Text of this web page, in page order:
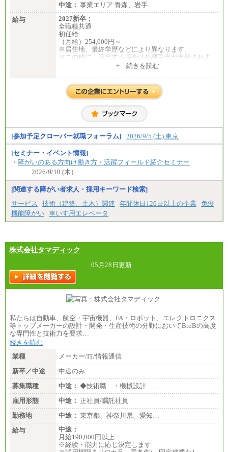
中途： 事業エリア 青森、岩手…
給与
2027新卒：
全職種共通
初任給
（月給）254,000円～
※居住地、最終学歴などにより異なります。
※この他に、該当する場合は各種手当が支給されま
中途：
全職種共通
※居住地、年齢により異なります。
※この他に、該当する場合は各種手当が支給されま
す。
※試用期間中も給与に変更はございません
+ 続きを読む
[参加予定クローバー就職フォーラム] 2026/9/5 (土) 東京
[セミナー・イベント情報]
・ 障がいのある方向け働き方・活躍フィールド紹介セミナー
2026/9/10 (木）
[関連する障がい者求人・採用キーワード検索]
サービス
技術（建築、土木）関連 年間休日120日以上の企業
免疫
機能障がい 車いす用エレベータ
株式会社タマディック
05月28日更新
私たちは自動車、航空・宇宙機器、FA・ロボット、エレクトロニクス
等トップメーカーの設計・開発・生産技術の分野においてBtoBの高度
な専門性と技術力を要求…
続きを読む
業種
メーカー/IT/情報通信
新卒／中途
中途のみ
募集職種
中途： ◆技術職 ・機械設計 …
雇用形態
中途： 正社員/嘱託社員
勤務地
中途： 東京都、神奈川県、愛知…
給与
中途：
月給190,000円以上
※経験・能力に応じ決定します